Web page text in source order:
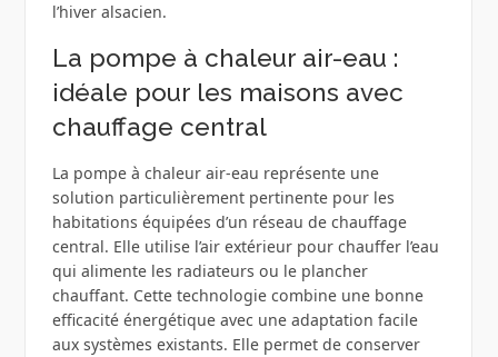
l’hiver alsacien.
La pompe à chaleur air-eau :
idéale pour les maisons avec
chauffage central
La pompe à chaleur air-eau représente une
solution particulièrement pertinente pour les
habitations équipées d’un réseau de chauffage
central. Elle utilise l’air extérieur pour chauffer l’eau
qui alimente les radiateurs ou le plancher
chauffant. Cette technologie combine une bonne
efficacité énergétique avec une adaptation facile
aux systèmes existants. Elle permet de conserver